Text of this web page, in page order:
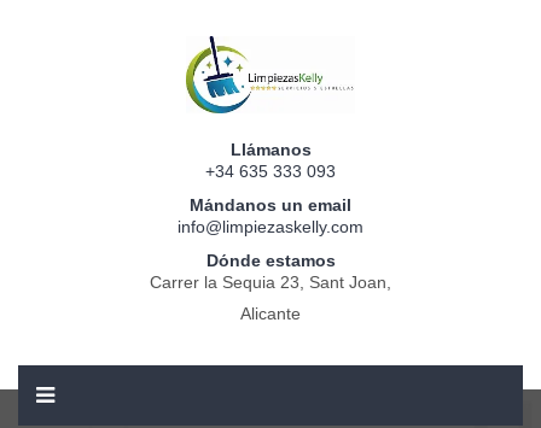
Llámanos
+34 635 333 093
Mándanos un email
info@limpiezaskelly.com
Dónde estamos
Carrer la Sequia 23, Sant Joan,
Alicante